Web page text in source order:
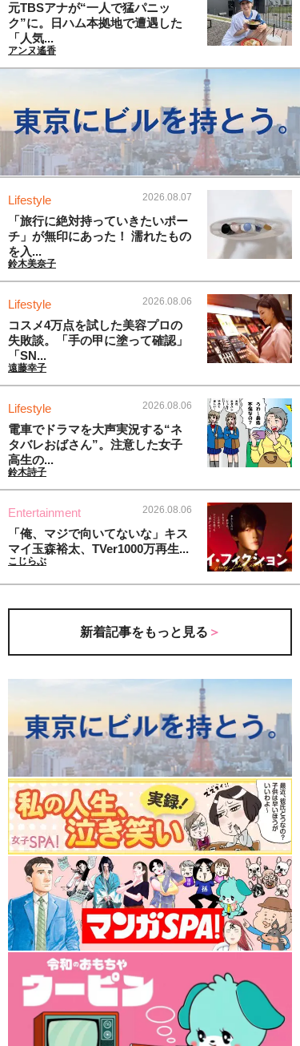
元TBSアナが“一人で猛パニッ
ク”に。日ハム本拠地で遭遇した
「人気...
アンヌ遙香
Lifestyle 2026.08.07
「旅行に絶対持っていきたいポー
チ」が無印にあった！ 濡れたもの
を入...
鈴木美奈子
Lifestyle 2026.08.06
コスメ4万点を試した美容プロの
失敗談。「手の甲に塗って確認」
「SN...
遠藤幸子
Lifestyle 2026.08.06
電車でドラマを大声実況する“ネ
タバレおばさん”。注意した女子
高生の...
鈴木詩子
Entertainment 2026.08.06
「俺、マジで向いてないな」キス
マイ玉森裕太、TVer1000万再生...
こじらぶ
新着記事をもっと見る